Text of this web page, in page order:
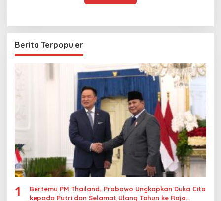
Berita Terpopuler
1
Bertemu PM Thailand, Prabowo Ungkapkan Duka Cita
kepada Putri dan Selamat Ulang Tahun ke Raja